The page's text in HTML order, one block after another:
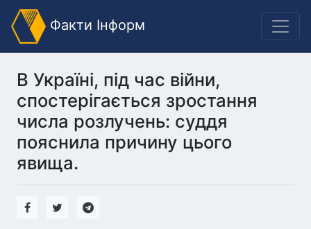
Факти Інформ
В Україні, під час війни,
спостерігається зростання
числа розлучень: суддя
пояснила причину цього
явища.